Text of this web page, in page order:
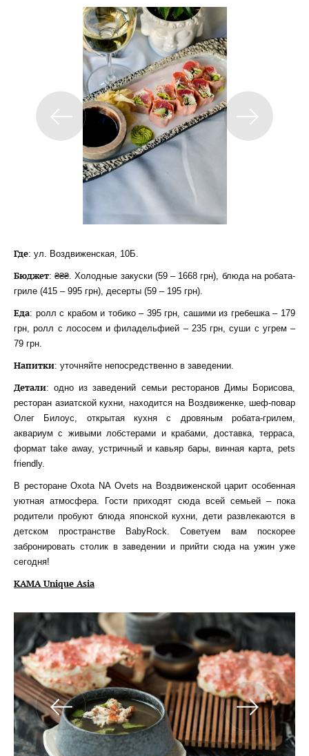
Где: ул. Воздвиженская, 10Б.
Бюджет: ₴₴₴. Холодные закуски (59 – 1668 грн), блюда на робата-
гриле (415 – 995 грн), десерты (59 – 195 грн).
Еда: ролл с крабом и тобико – 395 грн, сашими из гребешка – 179
грн, ролл с лососем и филадельфией – 235 грн, суши с угрем –
79 грн.
Напитки: уточняйте непосредственно в заведении.
Детали: одно из заведений семьи ресторанов Димы Борисова,
ресторан азиатской кухни, находится на Воздвиженке, шеф-повар
Олег Билоус, открытая кухня с дровяным робата-грилем,
аквариум с живыми лобстерами и крабами, доставка, терраса,
формат take away, устричный и кавьяр бары, винная карта, pets
friendly.
В ресторане Oxota NA Ovets на Воздвиженской царит особенная
уютная атмосфера. Гости приходят сюда всей семьей – пока
родители пробуют блюда японской кухни, дети развлекаются в
детском пространстве BabyRock. Советуем вам поскорее
забронировать столик в заведении и прийти сюда на ужин уже
сегодня!
KAMA Unique Asia